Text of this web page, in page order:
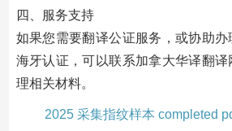
四、服务支持
如果您需要翻译公证服务，或协助办
海牙认证，可以联系加拿大华译翻
理相关材料。
2025 采集指纹样本 completed